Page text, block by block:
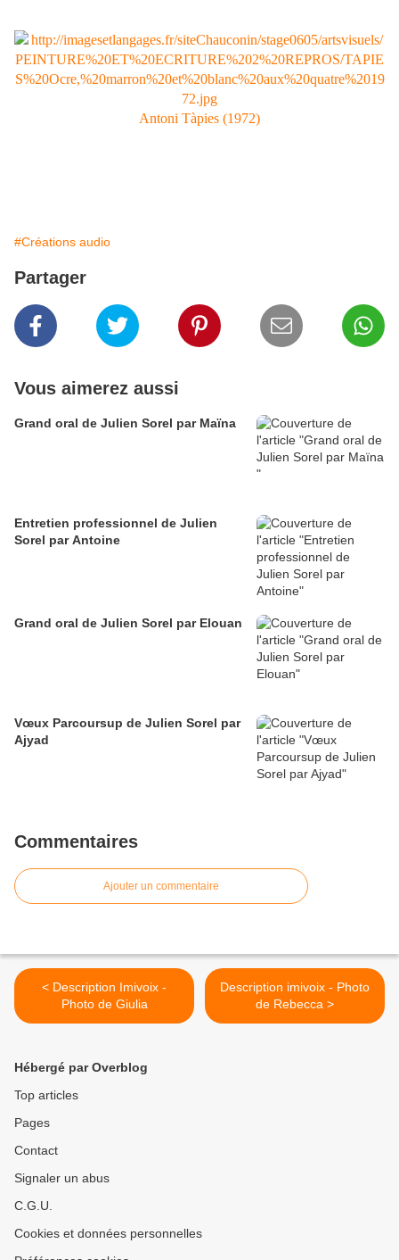
Antoni Tàpies (1972)
#Créations audio
Partager
Vous aimerez aussi
Grand oral de Julien Sorel par Maïna
Entretien professionnel de Julien
Sorel par Antoine
Grand oral de Julien Sorel par Elouan
Vœux Parcoursup de Julien Sorel par
Ajyad
Commentaires
Ajouter un commentaire
< Description Imivoix -
Photo de Giulia
Description imivoix - Photo
de Rebecca >
Hébergé par Overblog
Top articles
Pages
Contact
Signaler un abus
C.G.U.
Cookies et données personnelles